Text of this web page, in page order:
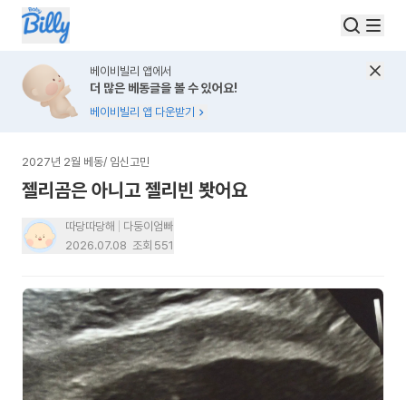
베이비빌리 앱에서
더 많은 베동글을 볼 수 있어요!
베이비빌리 앱 다운받기
2027년 2월 베동/ 임신고민
젤리곰은 아니고 젤리빈 봣어요
따당따당해
다둥이엄빠
2026.07.08 조회 551